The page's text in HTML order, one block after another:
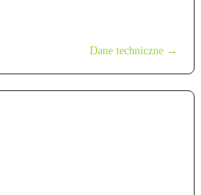
Dane techniczne →